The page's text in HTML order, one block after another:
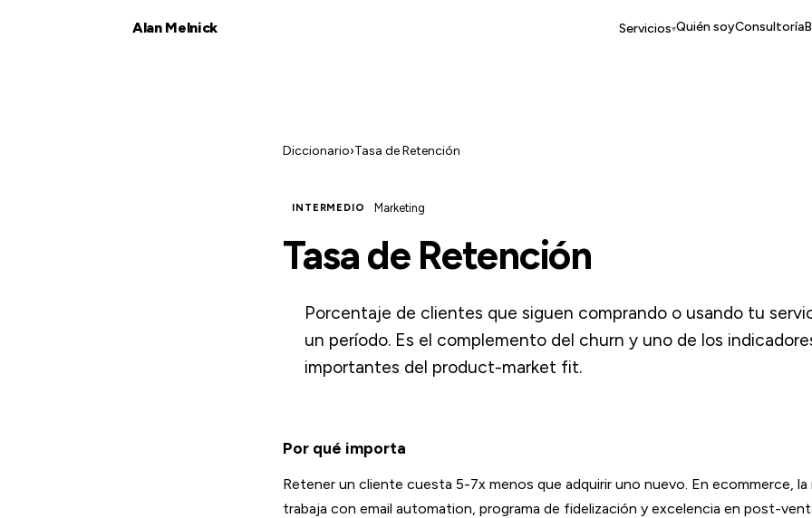
Alan Melnick Servicios▾Quién soyConsultoría
Diccionario›Tasa de Retención
INTERMEDIO Marketing
Tasa de Retención
Porcentaje de clientes que siguen comprando o usando tu
un período. Es el complemento del churn y uno de los
importantes del product-market fit.
Por qué importa
Retener un cliente cuesta 5-7x menos que adquirir uno nuevo. En ecommerce,
trabaja con email automation, programa de fidelización y excelencia en post-